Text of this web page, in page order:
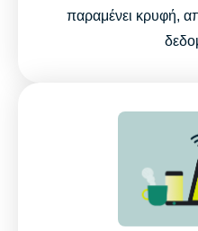
παραμένει κρυφή,